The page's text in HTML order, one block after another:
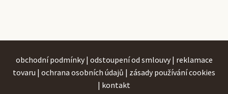
obchodní podmínky | odstoupení od smlouvy | reklamace
tovaru | ochrana osobních údajů | zásady používání cookies
| kontakt